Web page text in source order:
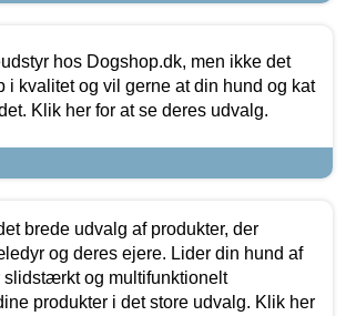
hos Dogshop.dk, men ikke det
i kvalitet og vil gerne at din hund og kat
Klik her for at se deres udvalg.
brede udvalg af produkter, der
og deres ejere. Lider din hund af
slidstærkt og multifunktionelt
produkter i det store udvalg. Klik her